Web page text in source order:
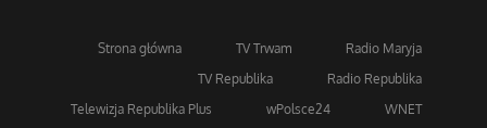
Strona główna TV Trwam
Radio Maryja
TV Republika
Radio Republika
Telewizja Republika Plus
wPolsce24
WNET